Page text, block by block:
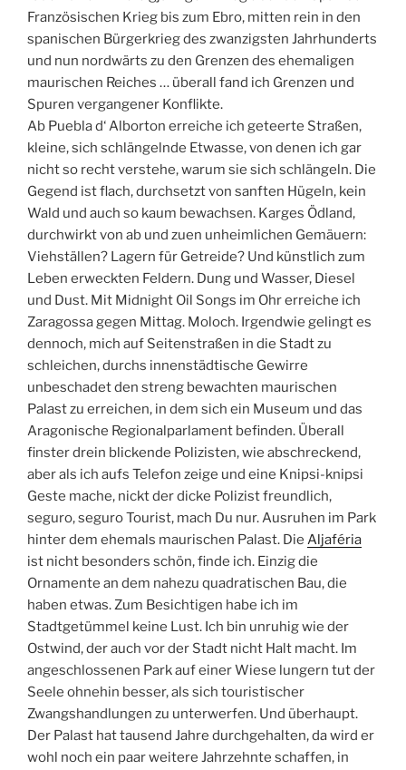
Französischen Krieg bis zum Ebro, mitten rein in den
spanischen Bürgerkrieg des zwanzigsten Jahrhunderts
und nun nordwärts zu den Grenzen des ehemaligen
maurischen Reiches … überall fand ich Grenzen und
Spuren vergangener Konflikte.
Ab Puebla d‘ Alborton erreiche ich geteerte Straßen,
kleine, sich schlängelnde Etwasse, von denen ich gar
nicht so recht verstehe, warum sie sich schlängeln. Die
Gegend ist flach, durchsetzt von sanften Hügeln, kein
Wald und auch so kaum bewachsen. Karges Ödland,
durchwirkt von ab und zuen unheimlichen Gemäuern:
Viehställen? Lagern für Getreide? Und künstlich zum
Leben erweckten Feldern. Dung und Wasser, Diesel
und Dust. Mit Midnight Oil Songs im Ohr erreiche ich
Zaragossa gegen Mittag. Moloch. Irgendwie gelingt es
dennoch, mich auf Seitenstraßen in die Stadt zu
schleichen, durchs innenstädtische Gewirre
unbeschadet den streng bewachten maurischen
Palast zu erreichen, in dem sich ein Museum und das
Aragonische Regionalparlament befinden. Überall
finster drein blickende Polizisten, wie abschreckend,
aber als ich aufs Telefon zeige und eine Knipsi-knipsi
Geste mache, nickt der dicke Polizist freundlich,
seguro, seguro Tourist, mach Du nur. Ausruhen im Park
hinter dem ehemals maurischen Palast. Die Aljaféria
ist nicht besonders schön, finde ich. Einzig die
Ornamente an dem nahezu quadratischen Bau, die
haben etwas. Zum Besichtigen habe ich im
Stadtgetümmel keine Lust. Ich bin unruhig wie der
Ostwind, der auch vor der Stadt nicht Halt macht. Im
angeschlossenen Park auf einer Wiese lungern tut der
Seele ohnehin besser, als sich touristischer
Zwangshandlungen zu unterwerfen. Und überhaupt.
Der Palast hat tausend Jahre durchgehalten, da wird er
wohl noch ein paar weitere Jahrzehnte schaffen, in